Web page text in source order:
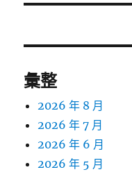
文
彙整
2026 年 8 月
2026 年 7 月
2026 年 6 月
2026 年 5 月